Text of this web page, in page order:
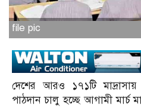
file pic
দেশের আরও ১৭১টি মাদ্রাসায়
পাঠদান চালু হচ্ছে আগামী মার্চ